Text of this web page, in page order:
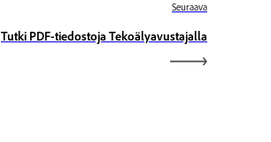
Seuraava
Tutki PDF-tiedostoja Tekoälyavustajalla